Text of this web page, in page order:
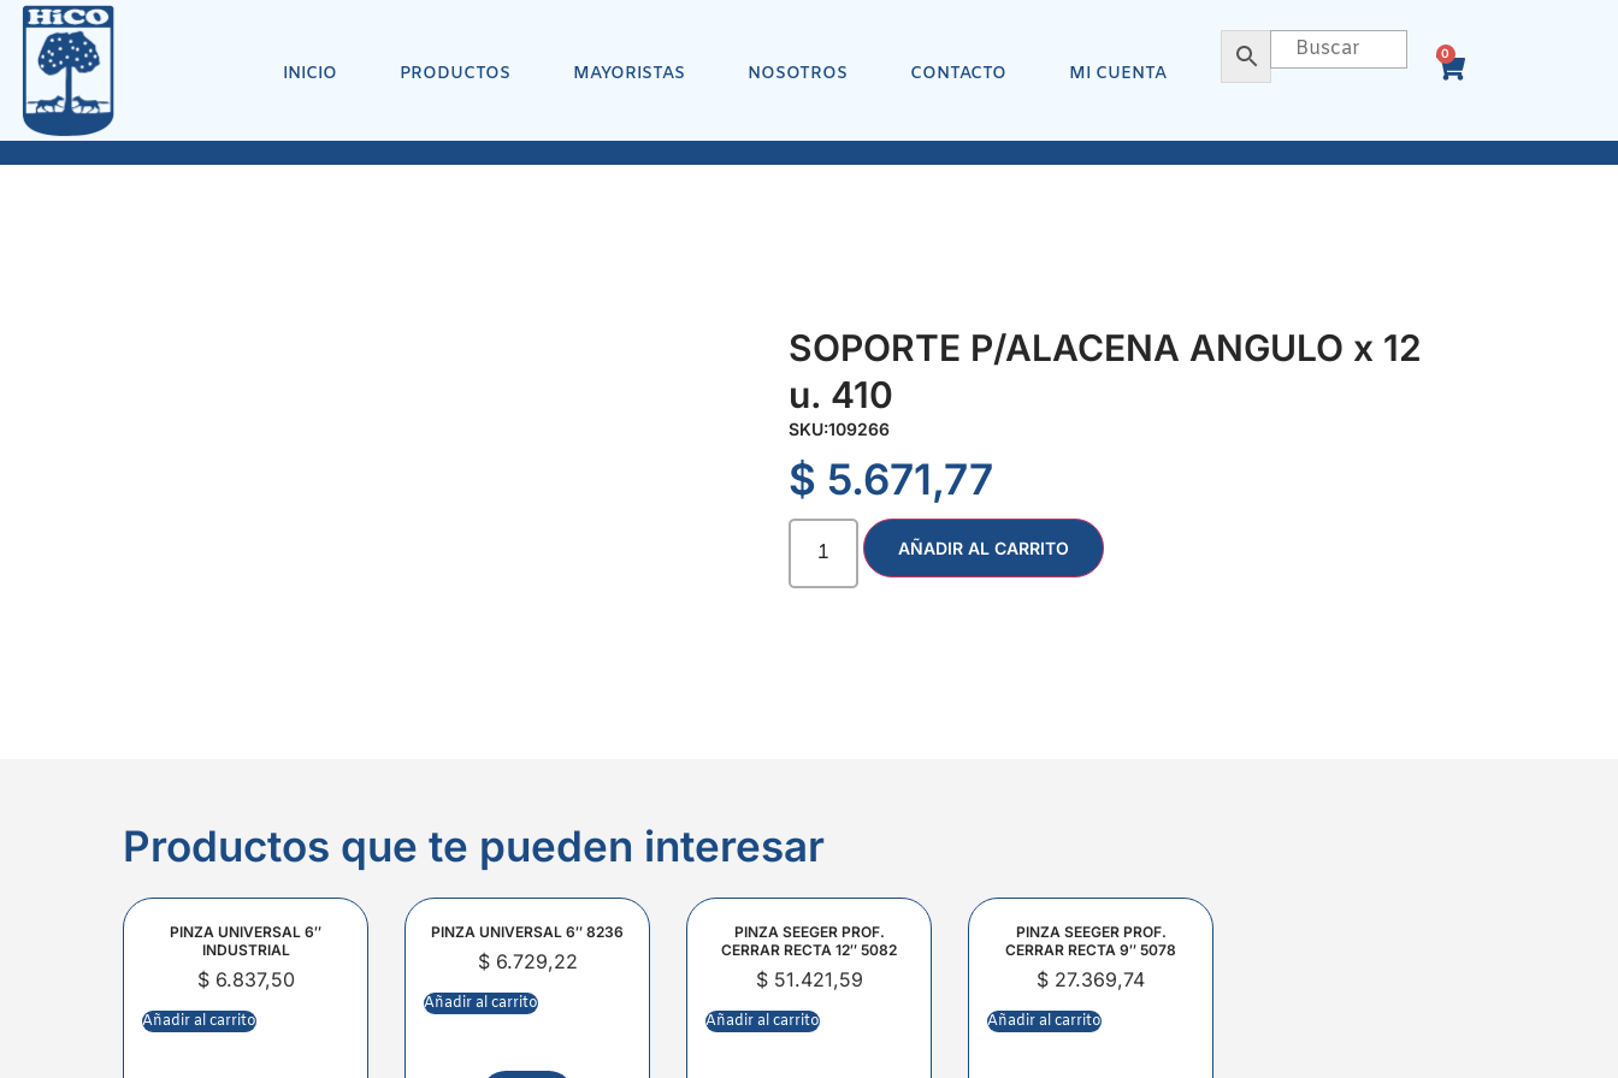
INICIO PRODUCTOS MAYORISTAS NOSOTROS CONTACTO MI CUENTA
0
SOPORTE P/ALACENA ANGULO x 12
u. 410
SKU:109266
$ 5.671,77
AÑADIR AL CARRITO
Productos que te pueden interesar
PINZA UNIVERSAL 6″
INDUSTRIAL
$6.837,50
Añadir al carrito
PINZA UNIVERSAL 6″ 8236
$6.729,22
Añadir al carrito
PINZA SEEGER PROF.
CERRAR RECTA 12″ 5082
$51.421,59
Añadir al carrito
PINZA SEEGER PROF.
CERRAR RECTA 9″ 5078
$ 27.369,74
Añadir al carrito